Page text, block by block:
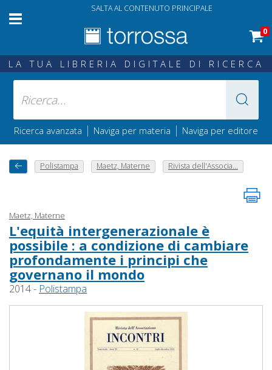
SALTA AL CONTENUTO PRINCIPALE
0
LA TUA LIBRERIA DIGITALE DI RICERCA
Ricerca avanzata | Naviga per materia | Naviga per editore
Polistampa Maetz, Materne Rivista dell'Associa...
Maetz, Materne
L'equità intergenerazionale è
possibile : a condizione di cambiare
profondamente i principi che
governano il mondo
2014 - Polistampa